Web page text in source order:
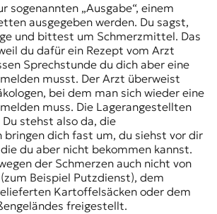
sogenannten „Ausgabe“, einem
ausgegeben werden. Du sagst,
und bittest um Schmerzmittel. Das
du dafür ein Rezept vom Arzt
Sprechstunde du dich aber eine
musst. Der Arzt überweist
bei dem man sich wieder eine
muss. Die Lagerangestellten
stehst also da, die
bringen dich fast um, du siehst vor dir
du aber nicht bekommen kannst.
der Schmerzen auch nicht von
Beispiel Putzdienst), dem
Kartoffelsäcken oder dem
freigestellt.